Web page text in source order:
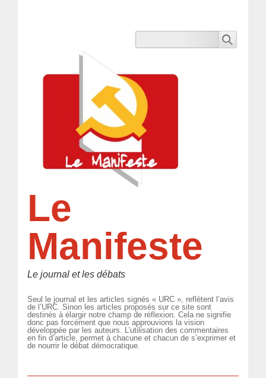
Le
Manifeste
Le journal et les débats
Seul le journal et les articles signés « URC », reflètent l’avis
de l’URC. Sinon les articles proposés sur ce site sont
destinés à élargir notre champ de réflexion. Cela ne signifie
donc pas forcément que nous approuvions la vision
développée par les auteurs. L’utilisation des commentaires
en fin d’article, permet à chacune et chacun de s’exprimer et
de nourrir le débat démocratique.